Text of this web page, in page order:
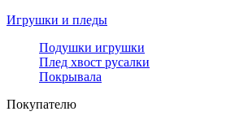
Игрушки и пледы
Подушки игрушки
Плед хвост русалки
Покрывала
Покупателю